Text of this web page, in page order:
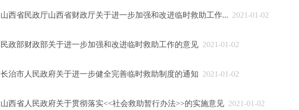
山西省民政厅山西省财政厅关于进一步加强和改进临时救助工作... 2021-01-02
民政部财政部关于进一步加强和改进临时救助工作的意见 2021-01-02
长治市人民政府关于进一步健全完善临时救助制度的通知 2021-01-02
山西省人民政府关于贯彻落实<<社会救助暂行办法>>的实施意见 2021-01-02